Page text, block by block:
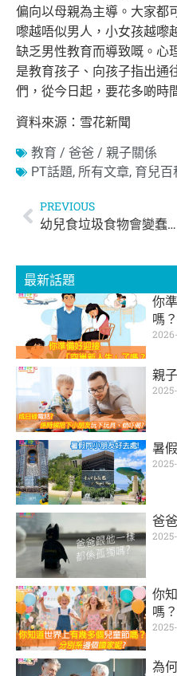
偏向以母親為主導。大家都
嚟越唔似男人，小女孩越嚟
缺乏男性教育而導致嘅。心
是教育孩子、向孩子指出通
們，從今日起，要花多啲時
資料來源：雪花新聞
教育 / 爸爸 / 親子關係
PT話題, 所有文章, 育兒百
PREVIOUS
幼兒食垃圾食物會變蠢？ 研究：3歲前飲食決定小朋友智商
最新話題
你
嗎？
親
暑
爸
你
嗎？
為